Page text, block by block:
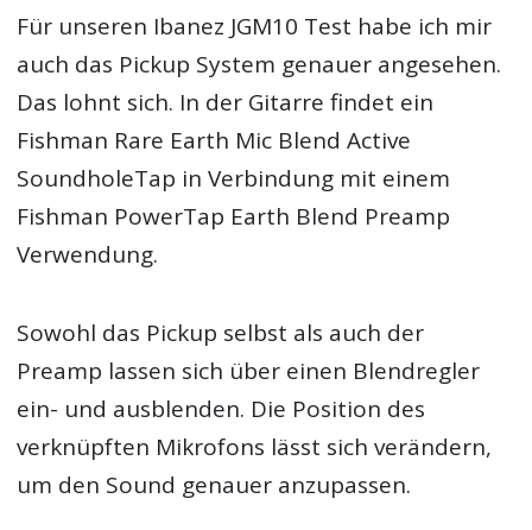
Für unseren Ibanez JGM10 Test habe ich mir
auch das Pickup System genauer angesehen.
Das lohnt sich. In der Gitarre findet ein
Fishman Rare Earth Mic Blend Active
SoundholeTap in Verbindung mit einem
Fishman PowerTap Earth Blend Preamp
Verwendung.
Sowohl das Pickup selbst als auch der
Preamp lassen sich über einen Blendregler
ein- und ausblenden. Die Position des
verknüpften Mikrofons lässt sich verändern,
um den Sound genauer anzupassen.